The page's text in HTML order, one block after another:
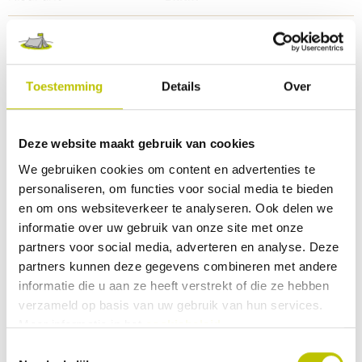
Toestemming Details Over
Deze website maakt gebruik van cookies
We gebruiken cookies om content en advertenties te
personaliseren, om functies voor social media te bieden
en om ons websiteverkeer te analyseren. Ook delen we
informatie over uw gebruik van onze site met onze
partners voor social media, adverteren en analyse. Deze
partners kunnen deze gegevens combineren met andere
informatie die u aan ze heeft verstrekt of die ze hebben
verzameld op basis van uw gebruik van hun services.
Meer informatie in hetcookiebeleid.
Werkt als koel- én vriesbox
Ruime inhoud van 60 liter
Uitneembare verdeler
Werkt op 12V, 24V en 230V
thuisgebruik
Koelbox werkt op
0 Beoordeling
90
Deel je ervaringen met andere klanten.
Beoordeling schrijven